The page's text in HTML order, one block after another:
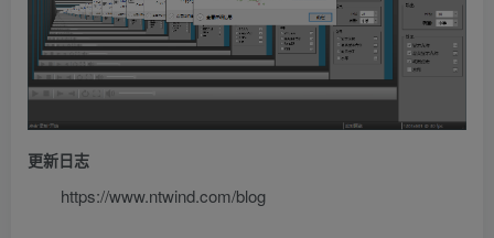
更新日志
https://www.ntwind.com/blog